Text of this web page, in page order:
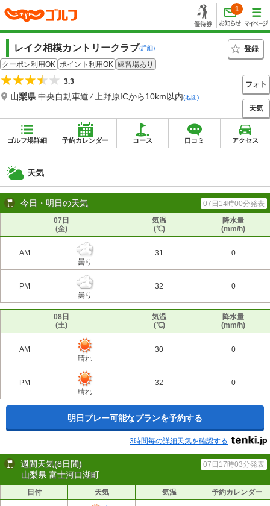
1
レイク相模カントリークラブ(詳細)
登録
クーポン利用OK ポイント利用OK 練習場あり
3.3
山梨県 中央自動車道 ⁄ 上野原ICから10km以内(地図)
フォト
天気
ゴルフ場詳細 予約カレンダー コース 口コミ アクセス
天気
今日・明日の天気
07日14時00分発表
07日
(金)
気温
(℃)
降水量
(mm/h)
AM
曇り
31 0
PM
曇り
32 0
08日
(土)
気温
(℃)
降水量
(mm/h)
AM
晴れ
30 0
PM
晴れ
32 0
明日プレー可能なプランを予約する
3時間毎の詳細天気を確認する
週間天気(8日間)
山梨県 富士河口湖町
07日17時03分発表
日付 天気 気温 予約カレンダー